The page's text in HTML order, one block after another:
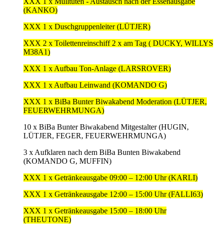
(KANKO)
XXX 1 x Duschgruppenleiter (LÜTJER)
XXX 2 x Toilettenreinschiff 2 x am Tag ( DUCKY, WILLYS
M38A1)
XXX 1 x Aufbau Ton-Anlage (LARSROVER)
XXX 1 x Aufbau Leinwand (KOMANDO G)
XXX 1 x BiBa Bunter Biwakabend Moderation (LÜTJER,
FEUERWEHRMUNGA)
10 x BiBa Bunter Biwakabend Mitgestalter (HUGIN,
LÜTJER, FEGER, FEUERWEHRMUNGA)
3 x Aufklaren nach dem BiBa Bunten Biwakabend
(KOMANDO G, MUFFIN)
XXX 1 x Getränkeausgabe 09:00 – 12:00 Uhr (KARLI)
XXX 1 x Getränkeausgabe 12:00 – 15:00 Uhr (FALLI63)
XXX 1 x Getränkeausgabe 15:00 – 18:00 Uhr
(THEUTONE)